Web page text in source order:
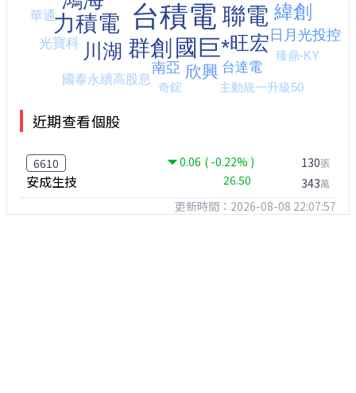
近期查看個股
6610 0.06 ( -0.22% )
安成生技 26.50
130張
343萬
更新時間：2026-08-08 22:07:57